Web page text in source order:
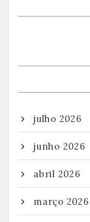
julho 2026
junho 2026
abril 2026
março 2026